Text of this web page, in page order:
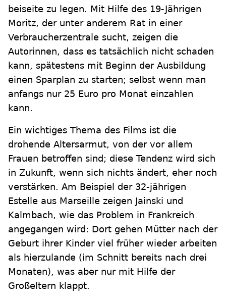
beiseite zu legen. Mit Hilfe des 19-Jährigen
Moritz, der unter anderem Rat in einer
Verbraucherzentrale sucht, zeigen die
Autorinnen, dass es tatsächlich nicht schaden
kann, spätestens mit Beginn der Ausbildung
einen Sparplan zu starten; selbst wenn man
anfangs nur 25 Euro pro Monat einzahlen
kann.
Ein wichtiges Thema des Films ist die
drohende Altersarmut, von der vor allem
Frauen betroffen sind; diese Tendenz wird sich
in Zukunft, wenn sich nichts ändert, eher noch
verstärken. Am Beispiel der 32-jährigen
Estelle aus Marseille zeigen Jainski und
Kalmbach, wie das Problem in Frankreich
angegangen wird: Dort gehen Mütter nach der
Geburt ihrer Kinder viel früher wieder arbeiten
als hierzulande (im Schnitt bereits nach drei
Monaten), was aber nur mit Hilfe der
Großeltern klappt.